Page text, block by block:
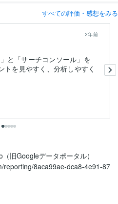
すべての評価・感想をみる
2年前
と「サーチコンソール」を
トを見やすく、分析しやすく
旧Googleデータポータル）
reporting/8aca99ae-dca8-4e91-87